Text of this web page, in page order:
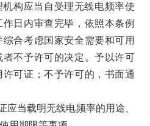
机构应当自受理无线电频率使
作日内审查完毕，依照本条例
合考虑国家安全需要和可用
不予许可的决定。予以许可
可证；不予许可的，书面通
应当载明无线电频率的用途、